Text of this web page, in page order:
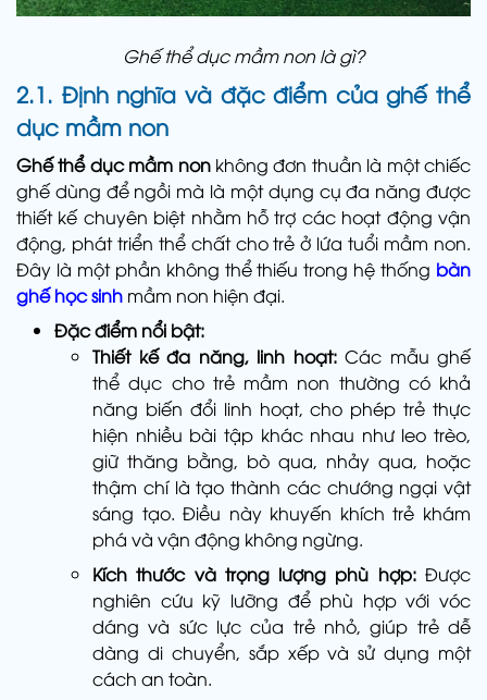
Ghế thể dục mầm non là gì?
2.1. Định nghĩa và đặc điểm của ghế thể
dục mầm non
Ghế thể dục mầm nonkhông đơn thuần là một chiếc
ghế dùng để ngồi mà là một dụng cụ đa năng được
thiết kế chuyên biệt nhằm hỗ trợ các hoạt động vận
động, phát triển thể chất cho trẻ ở lứa tuổi mầm non.
Đây là một phần không thể thiếu trong hệ thống bàn
ghế học sinh mầm non hiện đại.
Đặc điểm nổi bật:
Thiết kế đa năng, linh hoạt: Các mẫu ghế
thể dục cho trẻ mầm non thường có khả
năng biến đổi linh hoạt, cho phép trẻ thực
hiện nhiều bài tập khác nhau như leo trèo,
giữ thăng bằng, bò qua, nhảy qua, hoặc
thậm chí là tạo thành các chướng ngại vật
sáng tạo. Điều này khuyến khích trẻ khám
phá và vận động không ngừng.
Kích thước và trọng lượng phù hợp:Được
nghiên cứu kỹ lưỡng để phù hợp với vóc
dáng và sức lực của trẻ nhỏ, giúp trẻ dễ
dàng di chuyển, sắp xếp và sử dụng một
cách an toàn.